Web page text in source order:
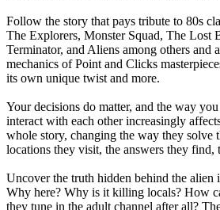
Follow the story that pays tribute to 80s
The Explorers, Monster Squad, The Lost
Terminator, and Aliens among others and
mechanics of Point and Clicks
its own unique twist and more.
Your decisions do matter, and the way
interact with each other increasingly
whole story, changing the way they solve
locations they visit, the answers they find,
Uncover the truth hidden behind the
Why here? Why is it killing locals? How
they tune in the adult channel after all?